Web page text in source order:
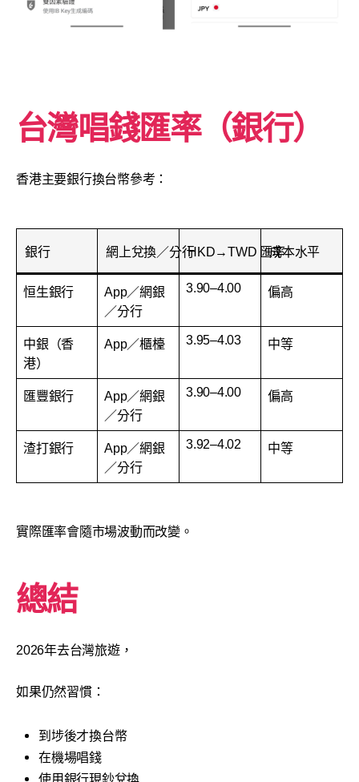
台灣唱錢匯率（銀行）
香港主要銀行換台幣參考：
銀行 網上兌換／分行HKD→TWD 匯率成本水平
恒生銀行
App／網銀
／分行
3.90–4.00 偏高
中銀（香
港）
App／櫃檯 3.95–4.03 中等
匯豐銀行
App／網銀
／分行
3.90–4.00 偏高
渣打銀行
App／網銀
／分行
3.92–4.02 中等
實際匯率會隨市場波動而改變。
總結
2026年去台灣旅遊，
如果仍然習慣：
到埗後才換台幣
在機場唱錢